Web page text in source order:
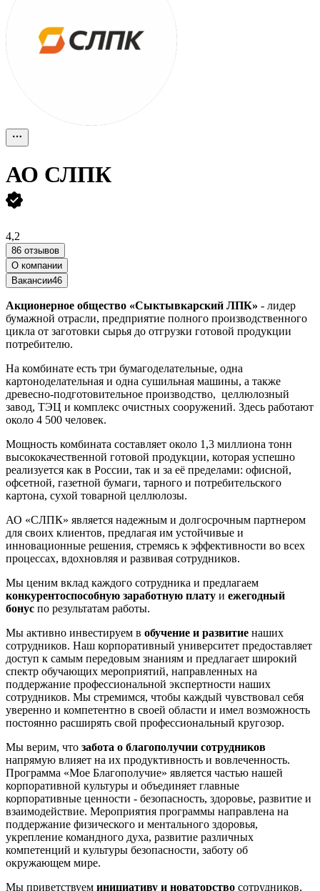
АО СЛПК
4,2
86 отзывов
О компании
Вакансии46
Акционерное общество «Сыктывкарский ЛПК» - лидер
бумажной отрасли, предприятие полного производственного
цикла от заготовки сырья до отгрузки готовой продукции
потребителю.
На комбинате есть три бумагоделательные, одна
картоноделательная и одна сушильная машины, а также
древесно-подготовительное производство, целлюлозный
завод, ТЭЦ и комплекс очистных сооружений. Здесь работают
около 4 500 человек.
Мощность комбината составляет около 1,3 миллиона тонн
высококачественной готовой продукции, которая успешно
реализуется как в России, так и за её пределами: офисной,
офсетной, газетной бумаги, тарного и потребительского
картона, сухой товарной целлюлозы.
АО «СЛПК» является надежным и долгосрочным партнером
для своих клиентов, предлагая им устойчивые и
инновационные решения, стремясь к эффективности во всех
процессах, вдохновляя и развивая сотрудников.
Мы ценим вклад каждого сотрудника и предлагаем
конкурентоспособную заработную плату и ежегодный
бонус по результатам работы.
Мы активно инвестируем в обучение и развитие наших
сотрудников. Наш корпоративный университет предоставляет
доступ к самым передовым знаниям и предлагает широкий
спектр обучающих мероприятий, направленных на
поддержание профессиональной экспертности наших
сотрудников. Мы стремимся, чтобы каждый чувствовал себя
уверенно и компетентно в своей области и имел возможность
постоянно расширять свой профессиональный кругозор.
Мы верим, что забота о благополучии сотрудников
напрямую влияет на их продуктивность и вовлеченность.
Программа «Мое Благополучие» является частью нашей
корпоративной культуры и объединяет главные
корпоративные ценности - безопасность, здоровье, развитие и
взаимодействие. Мероприятия программы направлена на
поддержание физического и ментального здоровья,
укрепление командного духа, развитие различных
компетенций и культуры безопасности, заботу об
окружающем мире.
Мы приветствуем инициативу и новаторство сотрудников,